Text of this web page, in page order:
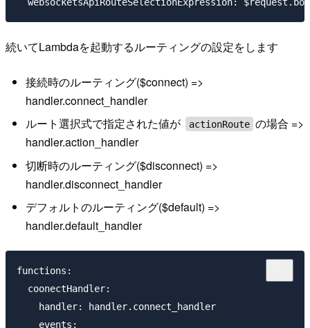
続いてLambdaを起動するルーティングの設定をします
接続時のルーティング($connect) =>
handler.connect_handler
ルート選択式で指定された値が
actionRoute の場合 =>
handler.action_handler
切断時のルーティング($disconnect) =>
handler.disconnect_handler
デフォルトのルーティング($default) =>
handler.default_handler
functions:
  coonectHandler:
    handler: handler.connect_handler
    events: